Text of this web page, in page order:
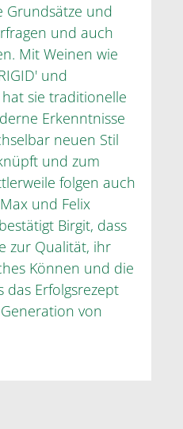
Grundsätze und
und auch
Mit Weinen wie
und
sie traditionelle
Erkenntnisse
neuen Stil
und zum
folgen auch
und Felix
Birgit, dass
zur Qualität, ihr
Können und die
das Erfolgsrezept
von